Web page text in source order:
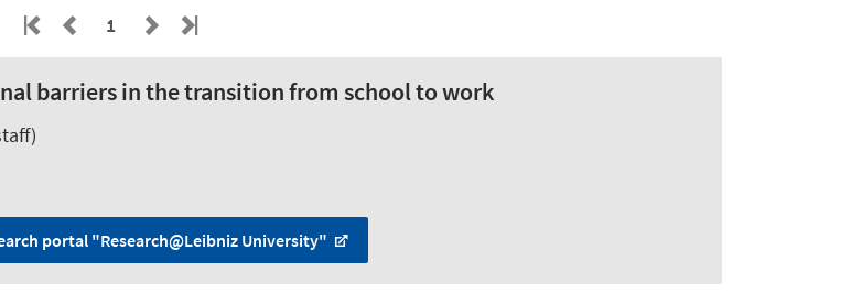
1
barriers in the transition from school to work
portal "Research@Leibniz University"